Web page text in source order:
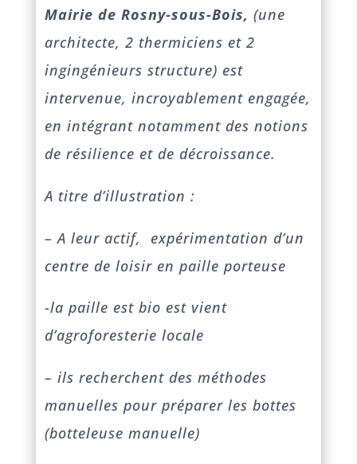
Mairie de Rosny-sous-Bois, (une
architecte, 2 thermiciens et 2
ingingénieurs structure) est
intervenue, incroyablement engagée,
en intégrant notamment des notions
de résilience et de décroissance.
A titre d’illustration :
– A leur actif, expérimentation d’un
centre de loisir en paille porteuse
-la paille est bio est vient
d’agroforesterie locale
– ils recherchent des méthodes
manuelles pour préparer les bottes
(botteleuse manuelle)